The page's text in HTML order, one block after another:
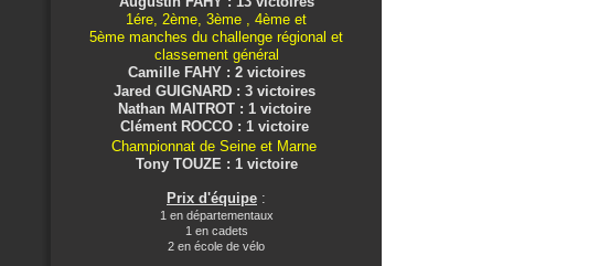
1ére, 2ème, 3ème , 4ème et
5ème manches du challenge régional et
classement général
Camille FAHY : 2 victoires
Jared GUIGNARD : 3 victoires
Nathan MAITROT : 1 victoire
Clément ROCCO : 1 victoire
Championnat de Seine et Marne
Tony TOUZE : 1 victoire
Prix d'équipe :
1 en départementaux
1 en cadets
2 en école de vélo